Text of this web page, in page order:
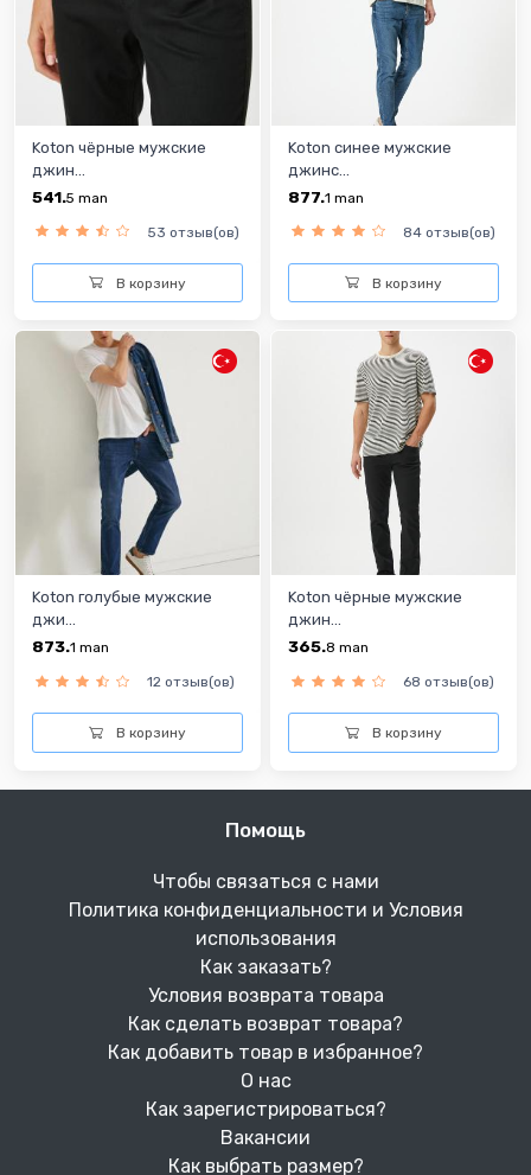
Koton чёрные мужские
джин...
541.5 man
53 отзыв(ов)
В корзину
Koton синее мужские
джинс...
877.1 man
84 отзыв(ов)
В корзину
Koton голубые мужские
джи...
873.1 man
12 отзыв(ов)
В корзину
Koton чёрныe мужские
джин...
365.8 man
68 отзыв(ов)
В корзину
Помощь
Чтобы связаться с нами
Политика конфиденциальности и Условия
использования
Как заказать?
Условия возврата товара
Как сделать возврат товара?
Как добавить товар в избранное?
О нас
Как зарегистрироваться?
Вакансии
Как выбрать размер?